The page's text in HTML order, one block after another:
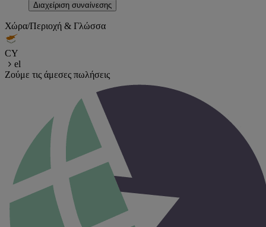
Διαχείριση συναίνεσης
Χώρα/Περιοχή & Γλώσσα
CY
el
Ζούμε τις άμεσες πωλήσεις